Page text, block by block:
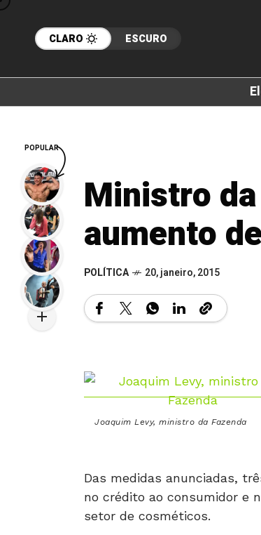
CLARO ESCURO
Ministro
aumento
POLÍTICA 20, janeiro, 2015
Joaquim Levy, ministro da Fazenda
Das medidas anunciadas,
no crédito ao consumidor e
setor de cosméticos.
POPULAR